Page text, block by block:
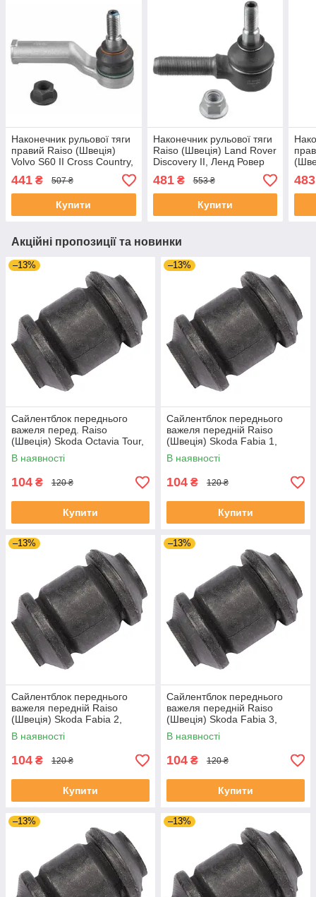
Наконечник рульової тяги
правий Raiso (Швеція)
Volvo S60 II Cross Country,
Вольво С60 2 #RL-
143273V UATFYRS4
441 ₴ 507 ₴
Купити
Наконечник рульової тяги
Raiso (Швеція) Land Rover
Discovery II, Ленд Ровер
Дискавері 2 #RL-001871L
UACWCOI4
481₴ 553 ₴
Купити
483
Акційні пропозиції та новинки
–13%
Сайлентблок переднього
важеля перед. Raiso
(Швеція) Skoda Octavia Tour,
Октавія Тур 96- #RL-1J0182V
UAJOTLS4
В наявності
104 ₴ 120 ₴
Купити
–13%
Сайлентблок переднього
важеля передній Raiso
(Швеція) Skoda Fabia 1,
Шкода Фабія 1 99-08 #RL-
1J0182V UAXPUCH4
В наявності
104 ₴ 120 ₴
Купити
–13%
Сайлентблок переднього
важеля передній Raiso
(Швеція) Skoda Fabia 2,
Шкода Фабія 2 06-14 #RL-
1J0182V UADIKZU4
В наявності
104 ₴ 120 ₴
Купити
–13%
Сайлентблок переднього
важеля передній Raiso
(Швеція) Skoda Fabia 3,
Шкода Фабія 3 14-21 #RL-
1J0182V UATXDAZ4
В наявності
104 ₴ 120 ₴
Купити
–13% –13%